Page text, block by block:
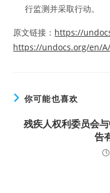
行监测并采取行动。
原文链接： https://
https://undocs.org/en/
你可能也喜欢
残疾人权利委员会
告